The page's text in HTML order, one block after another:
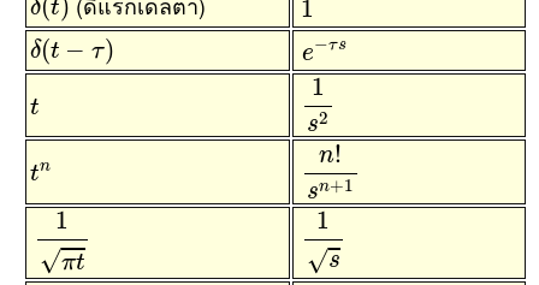
δ(t) 1
δ(t − τ)
δ(t−τ) e−τs
e−τs
t
t 1
s2
1s2
tn
tn n!
sn+1
n!sn+1
1
√πt
1πt
1
√s
1s